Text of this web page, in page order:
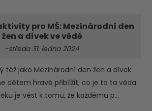
pro MŠ: Mezinárodní den
žen a dívek ve vědě
-středa 31. ledna 2024
též jako Mezinárodní den žen a dívek
dětem hravě přiblížit, co je to ta věda
je vést k tomu, že každému p...